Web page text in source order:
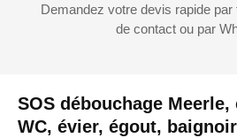
SOS débouchage
WC, évier, égout,
Demandez votre devis rapide par
de contact ou par